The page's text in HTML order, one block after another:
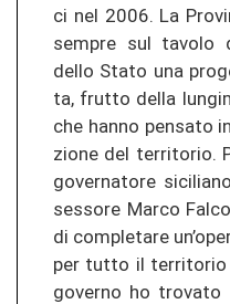
ci nel 2006. La
sem­pre sul ta­vo­lo
dello Stato una
ta, frut­to della
che hanno pen­sa­to
zio­ne del ter­ri­to­rio.
go­ver­na­to­re
ses­so­re Marco
di com­ple­ta­re
per tutto il ter­ri­to­rio
go­ver­no ho